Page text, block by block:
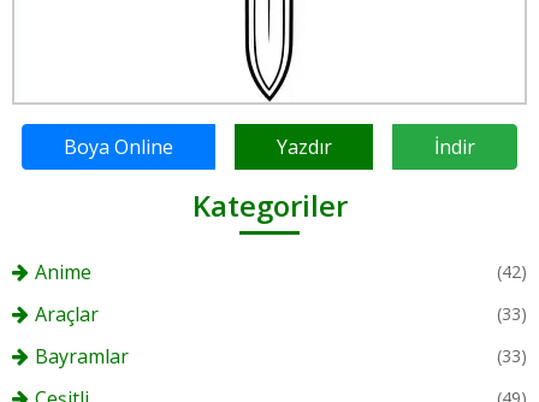
Boya Online Yazdır İndir
Kategoriler
Anime (42)
Araçlar (33)
Bayramlar (33)